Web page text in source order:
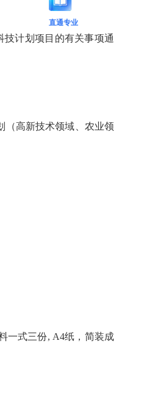
技计划项目的有关事项通
（高新技术领域、农业领
一式三份, A4纸，简装成